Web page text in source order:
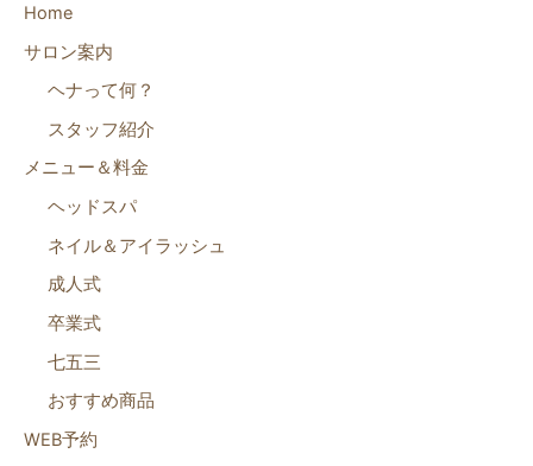
Home
サロン案内
ヘナって何？
スタッフ紹介
メニュー＆料金
ヘッドスパ
ネイル＆アイラッシュ
成人式
卒業式
七五三
おすすめ商品
WEB予約